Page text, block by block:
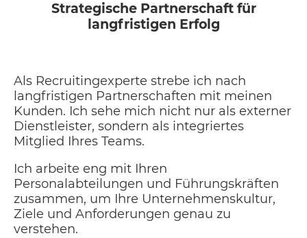
Strategische Partnerschaft für
langfristigen Erfolg
Als Recruitingexperte strebe ich nach
langfristigen Partnerschaften mit meinen
Kunden. Ich sehe mich nicht nur als externer
Dienstleister, sondern als integriertes
Mitglied Ihres Teams.
Ich arbeite eng mit Ihren
Personalabteilungen und Führungskräften
zusammen, um Ihre Unternehmenskultur,
Ziele und Anforderungen genau zu
verstehen.